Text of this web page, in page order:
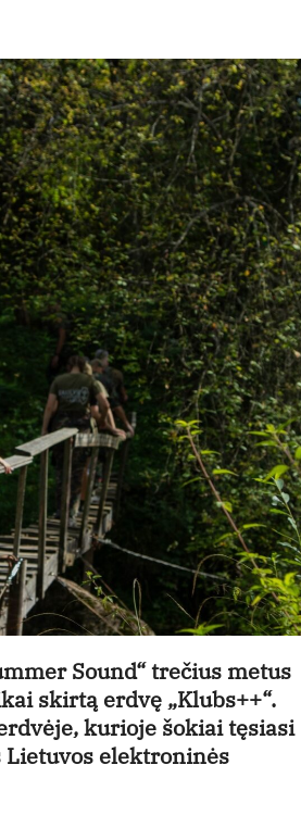
Sound“ trečius metus
skirtą erdvę „Klubs++“.
kurioje šokiai tęsiasi
elektroninės